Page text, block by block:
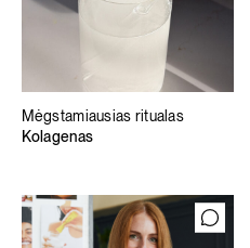
Mėgstamiausias ritualas
Kolagenas